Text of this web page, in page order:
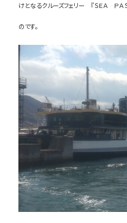
けとなるクルーズフェリー 『ＳＥＡ ＰＡ
のです。